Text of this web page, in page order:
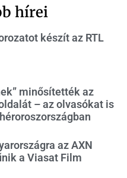
hírei
készít az RTL
minősítették az
– az olvasókat is
az AXN
a Viasat Film